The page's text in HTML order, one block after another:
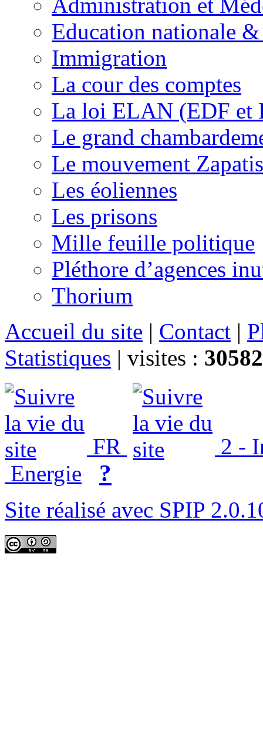
Education nationale
Immigration
La cour des comptes
La loi ELAN (EDF et
Le grand
Le mouvement
Les éoliennes
Les prisons
Mille feuille politique
Pléthore d’agences
Thorium
Accueil du site | Contact |
Statistiques | visites :
FR
2 -
Energie
?
Site réalisé avec SPIP